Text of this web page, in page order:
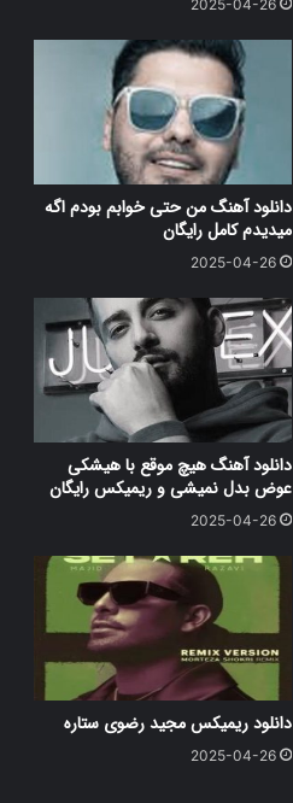
2025-04-26
دانلود آهنگ من حتی خوابم بودم اگه
میدیدم کامل رایگان
2025-04-26
دانلود آهنگ هیچ موقع با هیشکی
عوض بدل نمیشی و ریمیکس رایگان
2025-04-26
دانلود ریمیکس مجید رضوی ستاره
2025-04-26